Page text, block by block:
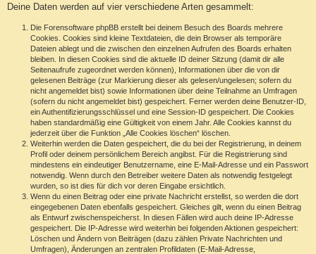
Deine Daten werden auf vier verschiedene Arten gesammelt:
Die Forensoftware phpBB erstellt bei deinem Besuch des Boards mehrere
Cookies. Cookies sind kleine Textdateien, die dein Browser als temporäre
Dateien ablegt und die zwischen den einzelnen Aufrufen des Boards erhalten
bleiben. In diesen Cookies sind die aktuelle ID deiner Sitzung (damit dir alle
Seitenaufrufe zugeordnet werden können), Informationen über die von dir
gelesenen Beiträge (zur Markierung dieser als gelesen/ungelesen; sofern du
nicht angemeldet bist) sowie Informationen über deine Teilnahme an Umfragen
(sofern du nicht angemeldet bist) gespeichert. Ferner werden deine Benutzer-ID,
ein Authentifizierungsschlüssel und eine Session-ID gespeichert. Die Cookies
haben standardmäßig eine Gültigkeit von einem Jahr. Alle Cookies kannst du
jederzeit über die Funktion „Alle Cookies löschen“ löschen.
Weiterhin werden die Daten gespeichert, die du bei der Registrierung, in deinem
Profil oder deinem persönlichem Bereich angibst. Für die Registrierung sind
mindestens ein eindeutiger Benutzername, eine E-Mail-Adresse und ein Passwort
notwendig. Wenn durch den Betreiber weitere Daten als notwendig festgelegt
wurden, so ist dies für dich vor deren Eingabe ersichtlich.
Wenn du einen Beitrag oder eine private Nachricht erstellst, so werden die dort
eingegebenen Daten ebenfalls gespeichert. Gleiches gilt, wenn du einen Beitrag
als Entwurf zwischenspeicherst. In diesen Fällen wird auch deine IP-Adresse
gespeichert. Die IP-Adresse wird weiterhin bei folgenden Aktionen gespeichert:
Löschen und Ändern von Beiträgen (dazu zählen Private Nachrichten und
Umfragen), Änderungen an zentralen Profildaten (E-Mail-Adresse,